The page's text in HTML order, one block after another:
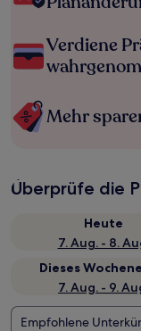
Verdiene
Mehr
Überprüfe die
Heute
7. Aug. - 8.
Dieses
7. Aug. - 9.
Empfohlene